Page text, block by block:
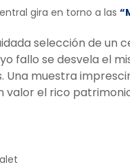
gira en torno a las
selección de un
fallo se desvela el
muestra
valor el rico